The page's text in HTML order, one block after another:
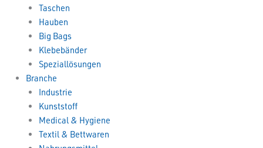
Taschen
Hauben
Big Bags
Klebebänder
Speziallösungen
Branche
Industrie
Kunststoff
Medical & Hygiene
Textil & Bettwaren